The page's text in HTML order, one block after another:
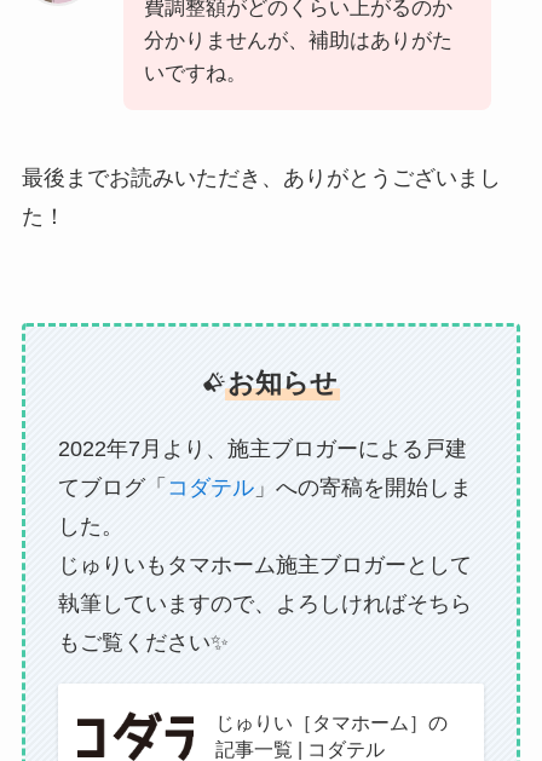
費調整額がどのくらい上がるのか
分かりませんが、補助はありがた
いですね。
最後までお読みいただき、ありがとうございまし
た！
お知らせ
2022年7月より、施主ブロガーによる戸建
てブログ「 コダテル」への寄稿を開始しま
した。
じゅりいもタマホーム施主ブロガーとして
執筆していますので、よろしければそちら
もご覧ください✨
じゅりい［タマホーム］の
記事一覧 | コダテル